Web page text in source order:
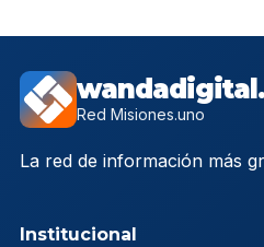
Red Misiones.uno
La red de información más
Institucional